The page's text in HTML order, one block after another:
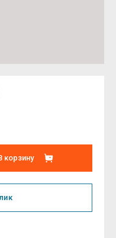
корзину